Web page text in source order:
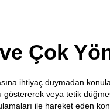
Çok
ihtiyaç duymadan
veya tetik
ile hareket eden